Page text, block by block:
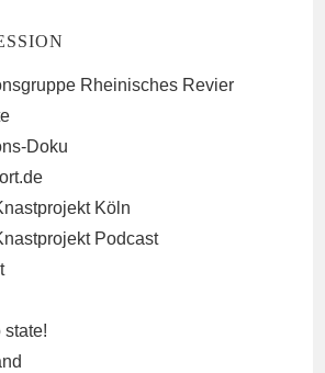
Rheinisches Revier
Doku
Köln
Podcast
state!